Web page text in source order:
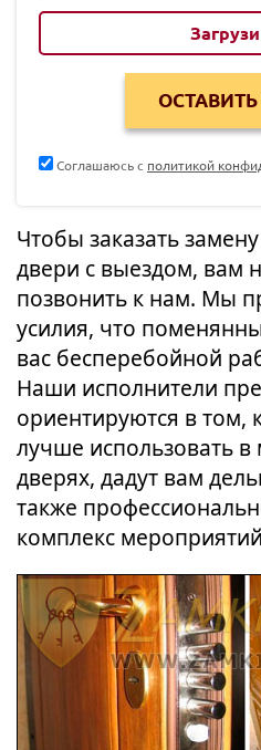
Чтобы заказать
двери с выездом, вам
позвонить к нам. Мы
усилия, что
вас бесперебойной
Наши исполнители
ориентируются в том,
лучше использовать в
дверях, дадут вам
также
комплекс
Соглашаюсь с политикой